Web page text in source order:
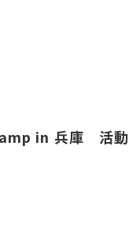
in 兵庫 活動